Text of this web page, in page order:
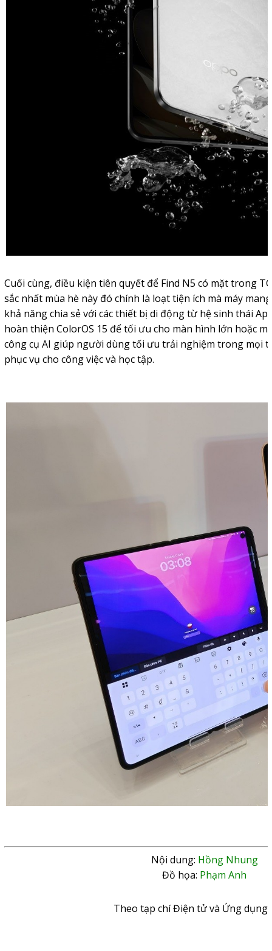
Cuối cùng, điều kiện tiên quyết để Find N5 có mặt trong
sắc nhất mùa hè này đó chính là loạt tiện ích mà máy
khả năng chia sẻ với các thiết bị di động từ hệ sinh thái
hoàn thiện ColorOS 15 để tối ưu cho màn hình lớn hoặc
công cụ AI giúp người dùng tối ưu trải nghiệm trong mọi
phục vụ cho công việc và học tập.
Nội dung: Hồng Nhung
Đồ họa: Phạm Anh
Theo tạp chí Điện tử và Ứng dụng